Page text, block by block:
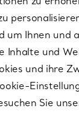
um Ihnen und
Inhalte und
und ihre
Sie